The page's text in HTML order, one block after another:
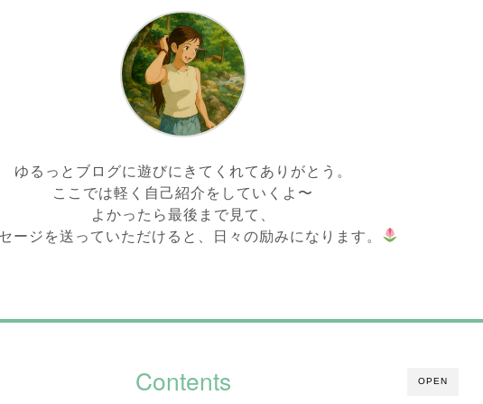
ゆるっとブログに遊びにきてくれてありがとう。
ここでは軽く自己紹介をしていくよ〜
よかったら最後まで見て、
ージを送っていただけると、日々の励みになります。
OPEN
Contents